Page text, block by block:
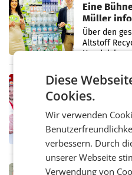
Eine
Müller
Über den
Altstoff
„Kreislauf-
Müller-Filialen
RETAIL
Penny
WIENER
laufenden
erneuert
in Haag
RETAIL
Diese
Cookies.
Wir verwenden
verbessern. Durch
unserer Webseite
Verwendung von